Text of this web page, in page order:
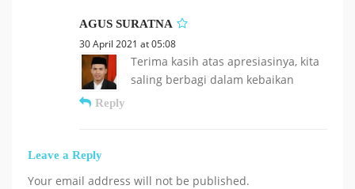
AGUS SURATNA
30 April 2021 at 05:08
Terima kasih atas apresiasinya, kita
saling berbagi dalam kebaikan
Reply
Leave a Reply
Your email address will not be published.